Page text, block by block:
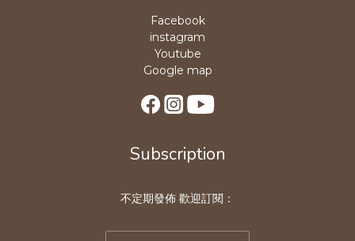
Facebook
instagram
Youtube
Google map
Subscription
不定期發佈 歡迎訂閱：